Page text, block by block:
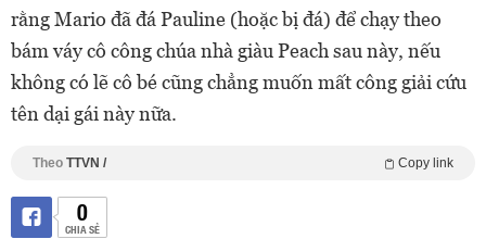
rằng Mario đã đá Pauline (hoặc bị đá) để chạy theo
bám váy cô công chúa nhà giàu Peach sau này, nếu
không có lẽ cô bé cũng chẳng muốn mất công giải cứu
tên dại gái này nữa.
Theo TTVN / Copy link
0
CHIA SẺ